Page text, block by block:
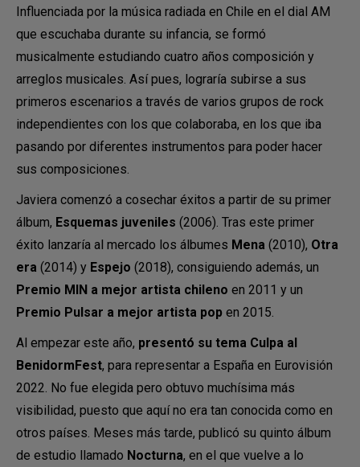
Influenciada por la música radiada en Chile en el dial AM
que escuchaba durante su infancia, se formó
musicalmente estudiando cuatro años composición y
arreglos musicales. Así pues, lograría subirse a sus
primeros escenarios a través de varios grupos de rock
independientes con los que colaboraba, en los que iba
pasando por diferentes instrumentos para poder hacer
sus composiciones.
Javiera comenzó a cosechar éxitos a partir de su primer
álbum, Esquemas juveniles (2006). Tras este primer
éxito lanzaría al mercado los álbumes Mena (2010), Otra
era (2014) y Espejo (2018), consiguiendo además, un
Premio MIN a mejor artista chileno en 2011 y un
Premio Pulsar a mejor artista pop en 2015.
Al empezar este año, presentó su tema Culpa al
BenidormFest, para representar a España en Eurovisión
2022. No fue elegida pero obtuvo muchísima más
visibilidad, puesto que aquí no era tan conocida como en
otros países. Meses más tarde, publicó su quinto álbum
de estudio llamado Nocturna, en el que vuelve a lo